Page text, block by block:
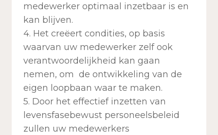
medewerker optimaal inzetbaar is en
kan blijven.
4. Het creëert condities, op basis
waarvan uw medewerker zelf ook
verantwoordelijkheid kan gaan
nemen, om de ontwikkeling van de
eigen loopbaan waar te maken.
5. Door het effectief inzetten van
levensfasebewust personeelsbeleid
zullen uw medewerkers